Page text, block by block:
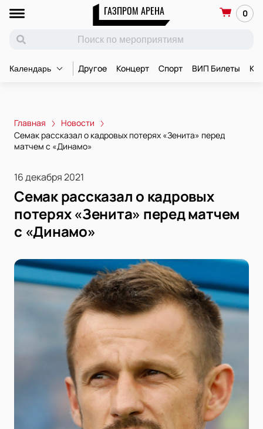
ГАЗПРОМ АРЕНА 0
Календарь Другое Концерт Спорт ВИП Билеты
Главная
Новости
Семак рассказал о кадровых потерях «Зенита» перед
матчем с «Динамо»
16 декабря 2021
Семак рассказал о кадровых
потерях «Зенита» перед матчем
с «Динамо»